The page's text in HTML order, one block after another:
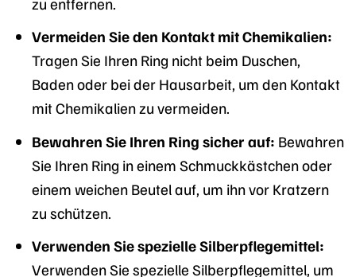
Vermeiden Sie den Kontakt mit Chemikalien:
Tragen Sie Ihren Ring nicht beim Duschen,
Baden oder bei der Hausarbeit, um den Kontakt
mit Chemikalien zu vermeiden.
Bewahren Sie Ihren Ring sicher auf: Bewahren
Sie Ihren Ring in einem Schmuckkästchen oder
einem weichen Beutel auf, um ihn vor Kratzern
zu schützen.
Verwenden Sie spezielle Silberpflegemittel:
Verwenden Sie spezielle Silberpflegemittel, um